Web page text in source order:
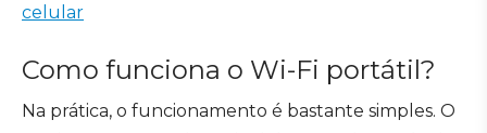
celular
Como funciona o Wi-Fi portátil?
Na prática, o funcionamento é bastante simples. O